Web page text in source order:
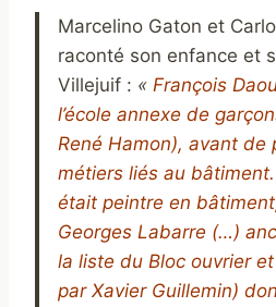
Marcelino Gaton et
raconté son enfance et
Villejuif : « François
l’école annexe de
René­ Hamon), avant de
métiers liés au
était peintre en
Georges Labarre (…)
la liste du Bloc ouvrier
par Xavier Guillemin)